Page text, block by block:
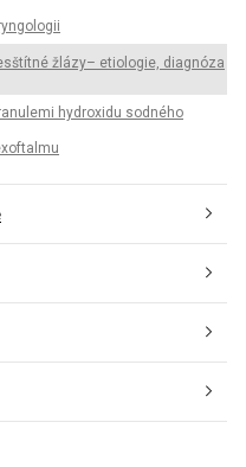
žlázy– etiologie, diagnóza
hydroxidu sodného